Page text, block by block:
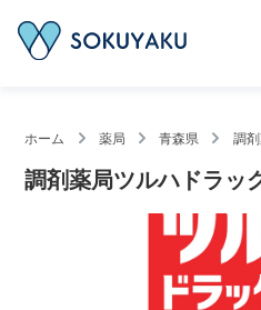
ホーム 薬局 青森県 調
調剤薬局ツルハドラッ